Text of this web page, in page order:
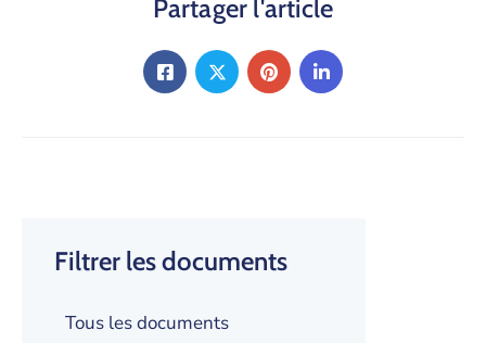
Filtrer les documents
Tous les documents
Partager l'article